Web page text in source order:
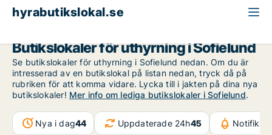
hyrabutikslokal.se
Butikslokaler för uthyrning i Sofielund
Se butikslokaler för uthyrning i Sofielund nedan. Om du är
intresserad av en butikslokal på listan nedan, tryck då på
rubriken för att komma vidare. Lycka till i jakten på dina nya
butikslokaler! Mer info om lediga butikslokaler i Sofielund.
Nya i dag44 Uppdaterade 24h45